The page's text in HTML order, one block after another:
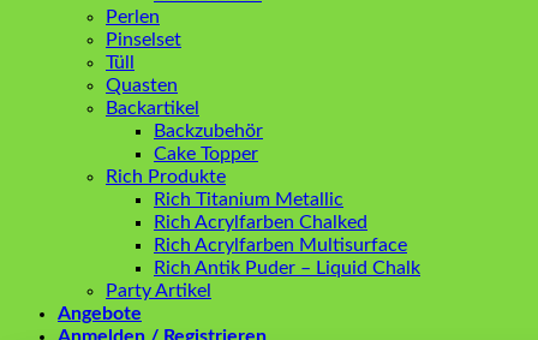
Perlen
Pinselset
Tüll
Quasten
Backartikel
Backzubehör
Cake Topper
Rich Produkte
Rich Titanium Metallic
Rich Acrylfarben Chalked
Rich Acrylfarben Multisurface
Rich Antik Puder – Liquid Chalk
Party Artikel
Angebote